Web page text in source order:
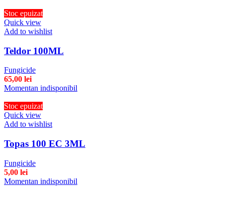
Stoc epuizat
Quick view
Add to wishlist
Teldor 100ML
Fungicide
65,00 lei
Momentan indisponibil
Stoc epuizat
Quick view
Add to wishlist
Topas 100 EC 3ML
Fungicide
5,00 lei
Momentan indisponibil